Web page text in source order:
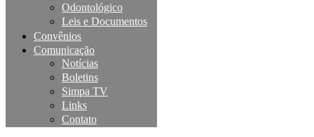
Odontológico
Leis e Documentos
Convênios
Comunicação
Notícias
Boletins
Simpa TV
Links
Contato